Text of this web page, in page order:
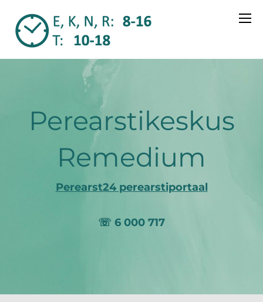
Perearstikeskus
Remedium
Perearst24 perearstiportaal
☏ 6 000 717